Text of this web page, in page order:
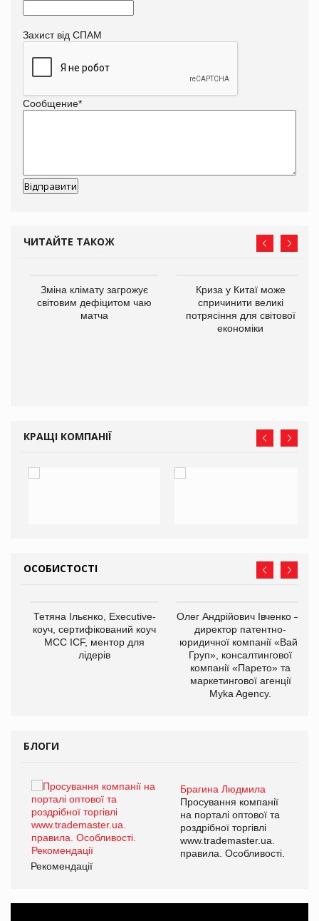
Захист від СПАМ
Сообщение*
ЧИТАЙТЕ ТАКОЖ
Зміна клімату загрожує
світовим дефіцитом чаю
матча
Криза у Китаї може
спричинити великі
потрясіння для світової
економіки
КРАЩІ КОМПАНІЇ
ОСОБИСТОСТІ
Тетяна Ільєнко, Executive-
коуч, сертифікований коуч
МСС ICF, ментор для
лідерів
Олег Андрійович Івченко —
директор патентно-
юридичної компанії «Вайз
Груп», консалтингової
компанії «Парето» та
маркетингової агенції
Myka Agency.
БЛОГИ
Брагина Людмила
Просування компанії
на порталі оптової та
роздрібної торгівлі
www.trademaster.ua.
правила. Особливості.
Рекомендації